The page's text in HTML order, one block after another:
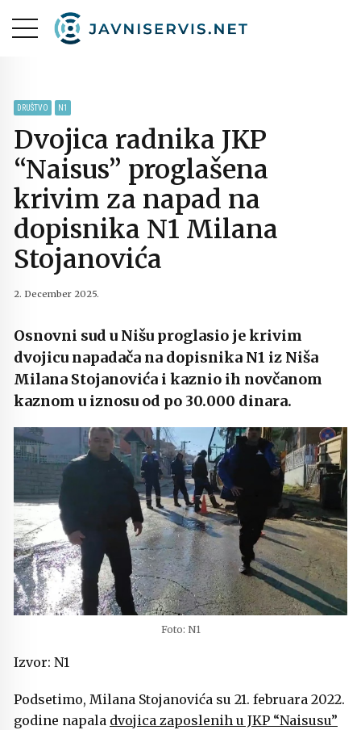
DRUŠTVO N1
Dvojica radnika JKP
“Naisus” proglašena
krivim za napad na
dopisnika N1 Milana
Stojanovića
2. December 2025.
Osnovni sud u Nišu proglasio je krivim
dvojicu napadača na dopisnika N1 iz Niša
Milana Stojanovića i kaznio ih novčanom
kaznom u iznosu od po 30.000 dinara.
Foto: N1
Izvor: N1
Podsetimo, Milana Stojanovića su 21. februara 2022.
godine napala dvojica zaposlenih u JKP “Naisusu”